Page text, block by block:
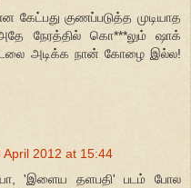
கேட்பது குணப்படுத்த முடியாத
நேரத்தில் கொ***லும் ஷாக்
அடிக்க நான் கோழை இல்ல!
April 2012 at 15:44
'இளைய தளபதி' படம் போல